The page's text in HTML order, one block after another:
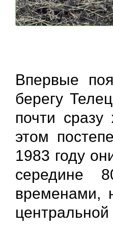
Впервые
берегу
почти
этом
1983 году
середине
временами,